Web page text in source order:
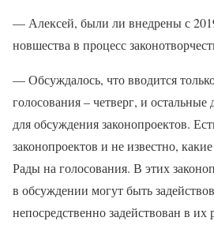
— Алексей, были ли внедрены с
новшества в процесс
— Обсуждалось, что вводится
голосования – четверг, и
для обсуждения законопроектов.
законопроектов и не известно,
Рады на голосования. В этих
в обсуждении могут быть
непосредственно задействован в их